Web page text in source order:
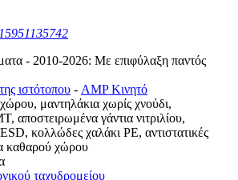
- 2010-2026: Με επιφύλαξη παντός
ιστότοπου - AMP Κινητό
μαντηλάκια χωρίς χνούδι,
αποστειρωμένα γάντια νιτριλίου,
κολλώδες χαλάκι PE, αντιστατικές
καθαρού χώρου
ταχυδρομείου